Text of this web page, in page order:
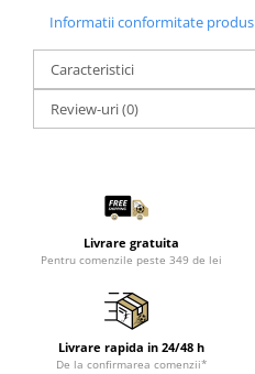
Informatii conformitate produs
Caracteristici
Review-uri(0)
Livrare gratuita
Pentru comenzile peste 349 de lei
Livrare rapida in 24/48 h
De la confirmarea comenzii*